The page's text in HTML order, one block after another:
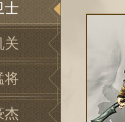
士
关
将
杰